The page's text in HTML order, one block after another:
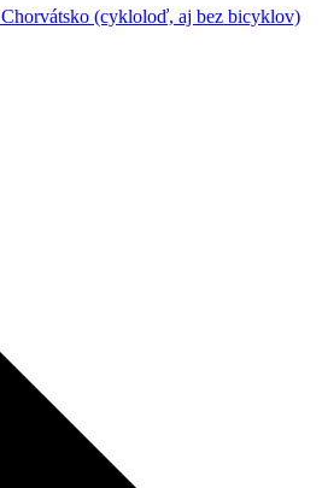
(cykloloď, aj bez bicyklov)